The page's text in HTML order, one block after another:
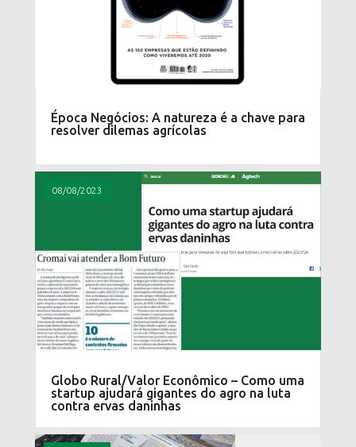
Época Negócios: A natureza é a chave para
resolver dilemas agrícolas
Globo Rural/Valor Econômico – Como uma
startup ajudará gigantes do agro na luta
contra ervas daninhas
08/08/2023